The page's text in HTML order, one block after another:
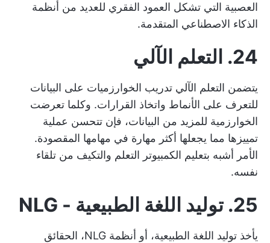
العصبية التي تشكل العمود الفقري للعديد من أنظمة
الذكاء الاصطناعي المتقدمة.
24. التعلم الآلي
يتضمن التعلم الآلي تدريب الخوارزميات على البيانات
للتعرف على الأنماط واتخاذ القرارات. وكلما تعرضت
الخوارزمية للمزيد من البيانات، فإن تتحسن عملية
تمييزها مما يجعلها أكثر مهارة في مهامها المقصودة.
الأمر أشبه بتعليم الكمبيوتر التعلم والتكيف من تلقاء
نفسه.
25. توليد اللغة الطبيعية - NLG
يأخذ توليد اللغة الطبيعية، أو أنظمة NLG، الحقائق